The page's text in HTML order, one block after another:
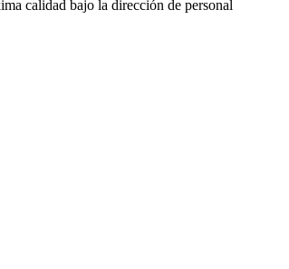
calidad bajo la dirección de personal